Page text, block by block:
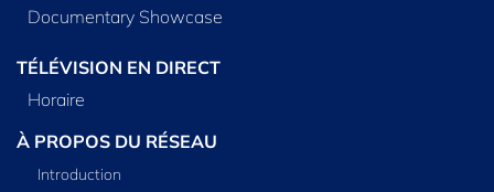
Documentary Showcase
TÉLÉVISION EN DIRECT
Horaire
À PROPOS DU RÉSEAU
Introduction